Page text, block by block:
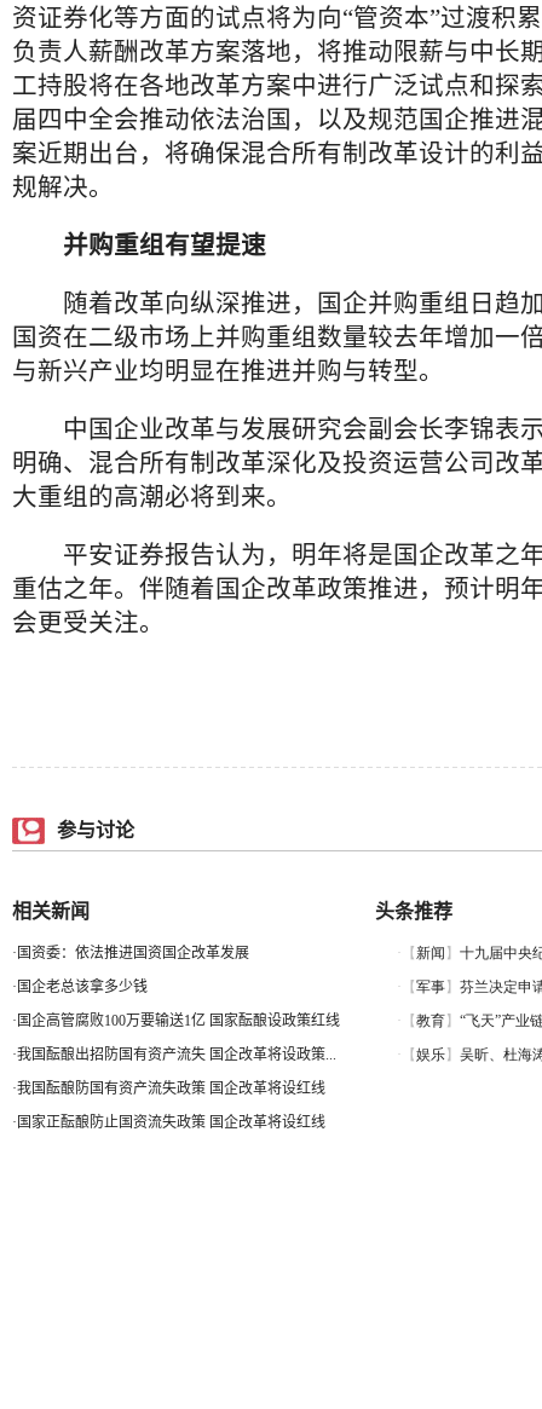
资证券化等方面的试点将为向“管资本”过渡积
负责人薪酬改革方案落地，将推动限薪与中长
工持股将在各地改革方案中进行广泛试点和探
届四中全会推动依法治国，以及规范国企推进
案近期出台，将确保混合所有制改革设计的利
规解决。
并购重组有望提速
随着改革向纵深推进，国企并购重组日趋
国资在二级市场上并购重组数量较去年增加一
与新兴产业均明显在推进并购与转型。
中国企业改革与发展研究会副会长李锦表
明确、混合所有制改革深化及投资运营公司改
大重组的高潮必将到来。
平安证券报告认为，明年将是国企改革之
重估之年。伴随着国企改革政策推进，预计明
会更受关注。
参与讨论
相关新闻
· 国资委：依法推进国资国企改革发展
· 国企老总该拿多少钱
· 国企高管腐败100万要输送1亿 国家酝酿设政策红线
·我国酝酿出招防国有资产流失 国企改革将设政策...
·我国酝酿防国有资产流失政策 国企改革将设红线
· 国家正酝酿防止国资流失政策 国企改革将设红线
头条推荐